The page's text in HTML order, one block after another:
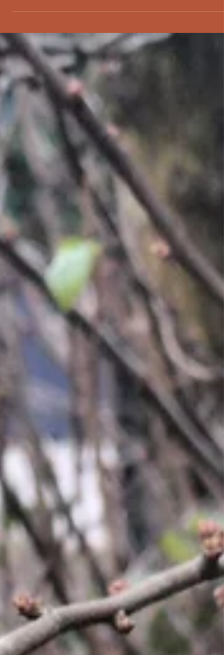
équivoque : la classe ouvrière n'est pas morte,
dans cette transformation que se joue le devenir
de nos sociétés. Vocabulaire et Concepts Clés
Pour appréhender la rigueur de cette analyse, il
convient de définir certains termes techniques
structurent le raisonnement : Matérialisme dialec